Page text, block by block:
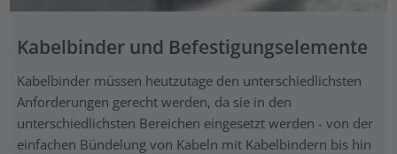
Kabelbinder und Befestigungselemente
Kabelbinder müssen heutzutage den unterschiedlichsten
Anforderungen gerecht werden, da sie in den
unterschiedlichsten Bereichen eingesetzt werden - von der
einfachen Bündelung von Kabeln mit Kabelbindern bis hin